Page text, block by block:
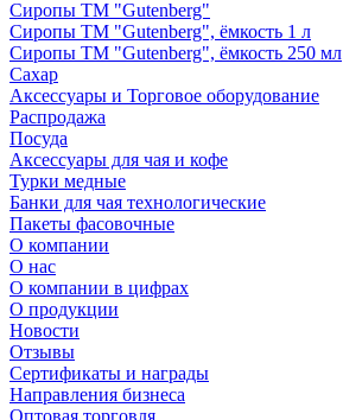
Сиропы ТМ "Gutenberg"
Сиропы ТМ "Gutenberg", ёмкость 1 л
Сиропы ТМ "Gutenberg", ёмкость 250 мл
Сахар
Аксессуары и Торговое оборудование
Распродажа
Посуда
Аксессуары для чая и кофе
Турки медные
Банки для чая технологические
Пакеты фасовочные
О компании
О нас
О компании в цифрах
О продукции
Новости
Отзывы
Сертификаты и награды
Направления бизнеса
Оптовая торговля